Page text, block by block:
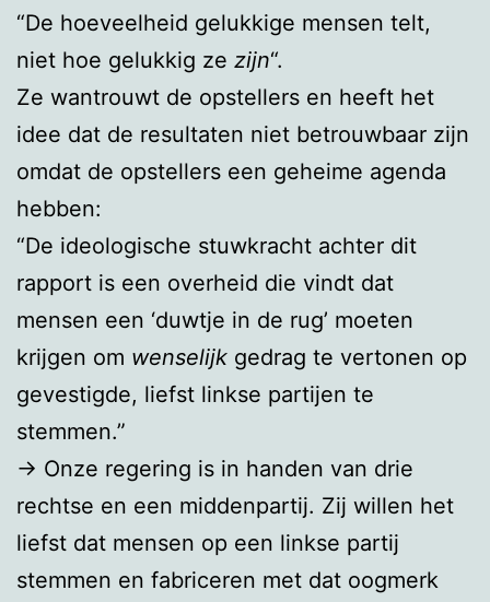
“De hoeveelheid gelukkige mensen telt,
niet hoe gelukkig ze zijn“.
Ze wantrouwt de opstellers en heeft het
idee dat de resultaten niet betrouwbaar zijn
omdat de opstellers een geheime agenda
hebben:
“De ideologische stuwkracht achter dit
rapport is een overheid die vindt dat
mensen een ‘duwtje in de rug’ moeten
krijgen om wenselijk gedrag te vertonen op
gevestigde, liefst linkse partijen te
stemmen.”
→ Onze regering is in handen van drie
rechtse en een middenpartij. Zij willen het
liefst dat mensen op een linkse partij
stemmen en fabriceren met dat oogmerk